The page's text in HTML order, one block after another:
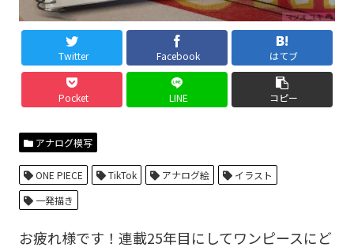
Twitter Facebook はてブ
Pocket LINE コピー
アナログ模写
ONE PIECE TikTok アナログ絵
イラスト
一発描き
お疲れ様です！連載25年目にしてワンピースにど